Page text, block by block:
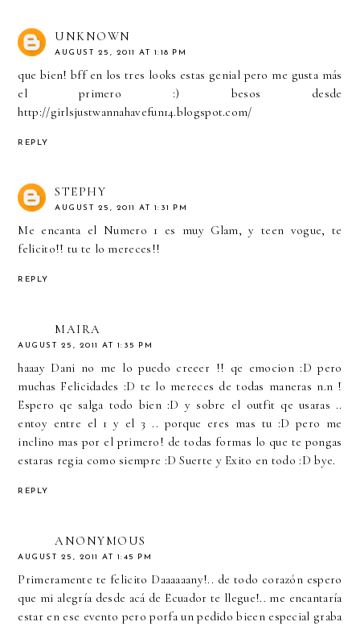
UNKNOWN
AUGUST 25, 2011 AT 1:18 PM
que bien! bff en los tres looks estas genial pero me gusta más
el primero :) besos desde
http://girlsjustwannahavefun14.blogspot.com/
REPLY
STEPHY
AUGUST 25, 2011 AT 1:31 PM
Me encanta el Numero 1 es muy Glam, y teen vogue, te
felicito!! tu te lo mereces!!
REPLY
MAIRA
AUGUST 25, 2011 AT 1:35 PM
haaay Dani no me lo puedo creeer !! qe emocion :D pero
muchas Felicidades :D te lo mereces de todas maneras n.n !
Espero qe salga todo bien :D y sobre el outfit qe usaras ..
entoy entre el 1 y el 3 .. porque eres mas tu :D pero me
inclino mas por el primero! de todas formas lo que te pongas
estaras regia como siempre :D Suerte y Exito en todo :D bye.
REPLY
ANONYMOUS
AUGUST 25, 2011 AT 1:45 PM
Primeramente te felicito Daaaaaany!.. de todo corazón espero
que mi alegría desde acá de Ecuador te llegue!.. me encantaría
estar en ese evento pero porfa un pedido bieen especial graba